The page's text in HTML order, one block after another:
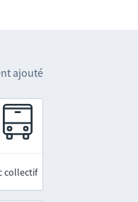
ajouté
collectif